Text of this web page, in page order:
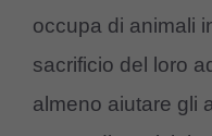
occupa di animali
sacrificio del loro
almeno aiutare gli